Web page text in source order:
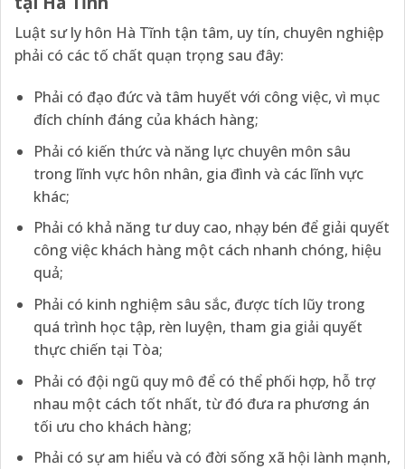
Luật sư ly hôn Hà Tĩnh tận tâm, uy tín, chuyên nghiệp
phải có các tố chất quạn trọng sau đây:
Phải có đạo đức và tâm huyết với công việc, vì mục
đích chính đáng của khách hàng;
Phải có kiến thức và năng lực chuyên môn sâu
trong lĩnh vực hôn nhân, gia đình và các lĩnh vực
khác;
Phải có khả năng tư duy cao, nhạy bén để giải quyết
công việc khách hàng một cách nhanh chóng, hiệu
quả;
Phải có kinh nghiệm sâu sắc, được tích lũy trong
quá trình học tập, rèn luyện, tham gia giải quyết
thực chiến tại Tòa;
Phải có đội ngũ quy mô để có thể phối hợp, hỗ trợ
nhau một cách tốt nhất, từ đó đưa ra phương án
tối ưu cho khách hàng;
Phải có sự am hiểu và có đời sống xã hội lành mạnh,